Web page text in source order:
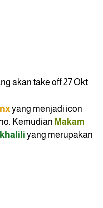
akan take off 27 Okt
yang menjadi icon
Kemudian Makam
lili yang merupakan